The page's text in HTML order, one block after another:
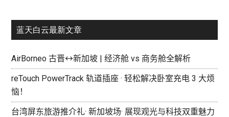
蓝天白云最新文章
AirBorneo 古晋↔新加坡 | 经济舱 vs 商务舱全解析
reTouch PowerTrack 轨道插座 · 轻松解决卧室充电 3 大烦
恼！
台湾屏东旅游推介礼· 新加坡场· 展现观光与科技双重魅力